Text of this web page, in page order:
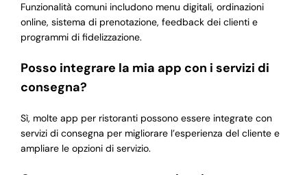
Funzionalità comuni includono menu digitali, ordinazioni
online, sistema di prenotazione, feedback dei clienti e
programmi di fidelizzazione.
Posso integrare la mia app con i servizi di
consegna?
Sì, molte app per ristoranti possono essere integrate con
servizi di consegna per migliorare l’esperienza del cliente e
ampliare le opzioni di servizio.